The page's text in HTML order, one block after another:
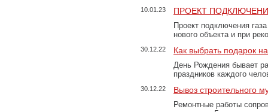
10.01.23 ПРОЕКТ
Проект подключения
нового объекта и при
30.12.22 Как выбрать подарок
День Рождения бывает
праздников каждого
30.12.22 Вывоз строительного
Ремонтные работы